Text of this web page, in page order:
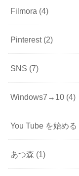
Filmora (4)
Pinterest (2)
SNS (7)
Windows7→10 (4)
You Tube を始める
あつ森 (1)